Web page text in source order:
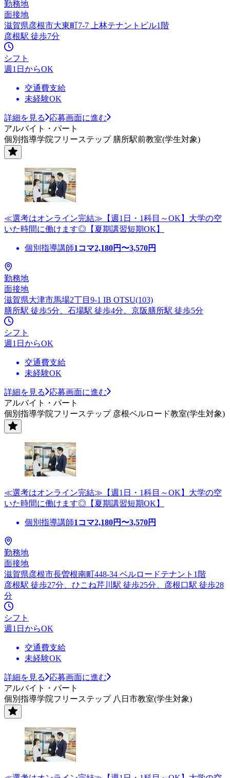
勤務地
面接地
滋賀県彦根市大東町7-7 上林テナントビル1階
彦根駅 徒歩7分
シフト
週1日からOK
交通費支給
未経験OK
詳細を見る
応募画面に進む
アルバイト・パート
個別指導学院フリーステップ 膳所駅前教室(学生対象)
≪選考はオンライン完結≫【週1日・1科目～OK】大学の空
いた時間に働けます◎【夏期講習短期OK】
個別指導講師1コマ2,180円〜3,570円
勤務地
面接地
滋賀県大津市馬場2丁目9-1 IB OTSU(103)
膳所駅 徒歩5分、石場駅 徒歩4分、京阪膳所駅 徒歩5分
シフト
週1日からOK
交通費支給
未経験OK
詳細を見る
応募画面に進む
アルバイト・パート
個別指導学院フリーステップ 彦根ベルロード教室(学生対象)
≪選考はオンライン完結≫【週1日・1科目～OK】大学の空
いた時間に働けます◎【夏期講習短期OK】
個別指導講師1コマ2,180円〜3,570円
勤務地
面接地
滋賀県彦根市長曽根南町448-34 ベルロードテナント1階
彦根駅 徒歩27分、ひこね芹川駅 徒歩25分、彦根口駅 徒歩28
分
シフト
週1日からOK
交通費支給
未経験OK
詳細を見る
応募画面に進む
アルバイト・パート
個別指導学院フリーステップ 八日市教室(学生対象)